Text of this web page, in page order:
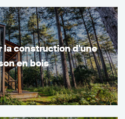
la construction d'une
en bois